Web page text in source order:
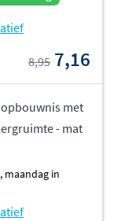
8,95 7,16
met
- mat